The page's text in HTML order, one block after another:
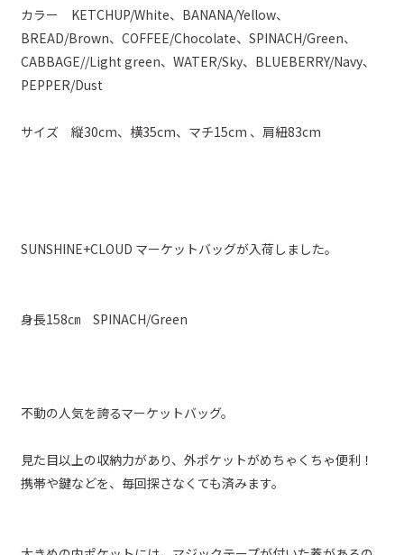
カラー KETCHUP/White、BANANA/Yellow、
BREAD/Brown、COFFEE/Chocolate、SPINACH/Green、
CABBAGE//Light green、WATER/Sky、BLUEBERRY/Navy、
PEPPER/Dust
サイズ 縦30cm、横35cm、マチ15cm 、肩紐83cm
SUNSHINE+CLOUD マーケットバッグが入荷しました。
身長158㎝ SPINACH/Green
不動の人気を誇るマーケットバッグ。
見た目以上の収納力があり、外ポケットがめちゃくちゃ便利！
携帯や鍵などを、毎回探さなくても済みます。